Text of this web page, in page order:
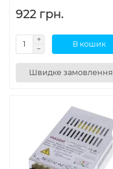
922 грн.
В кошик
Швидке замовлення